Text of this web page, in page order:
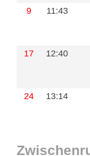
9 11:43
17 12:40
24 13:14